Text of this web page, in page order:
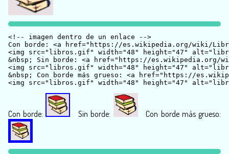
<!-- imagen dentro de un enlace -->
Con borde: <a href="https://es.wikipedia.org/wiki/
<img src="libros.gif" width="48" height="47"
&nbsp; Sin borde: <a href="https://es.wikipedia.org/
<img src="libros.gif" width="48" height="47"
&nbsp; Con borde más grueso: <a href="https://
Con borde: Sin borde: Con borde más grueso: